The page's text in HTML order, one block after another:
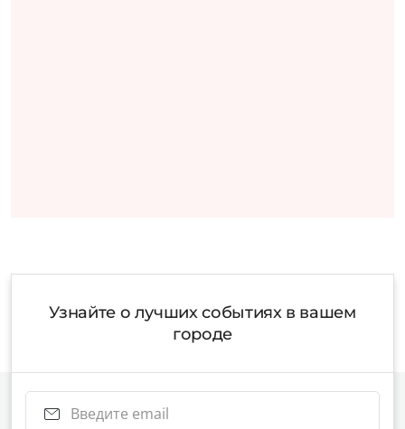
Узнайте о лучших событиях в вашем
городе